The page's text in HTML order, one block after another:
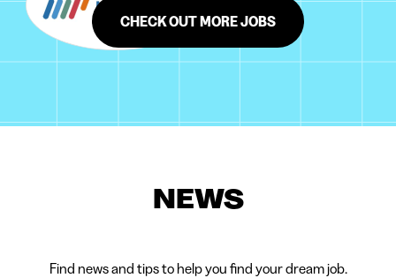
CHECK OUT MORE JOBS
NEWS
Find news and tips to help you find your dream job.